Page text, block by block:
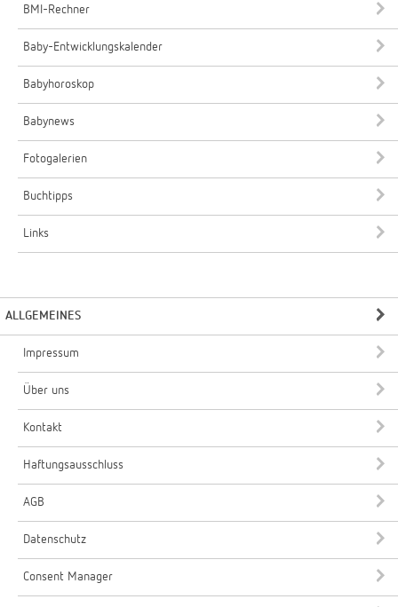
BMI-Rechner
Baby-Entwicklungskalender
Babyhoroskop
Babynews
Fotogalerien
Buchtipps
Links
ALLGEMEINES
Impressum
Über uns
Kontakt
Haftungsausschluss
AGB
Datenschutz
Consent Manager